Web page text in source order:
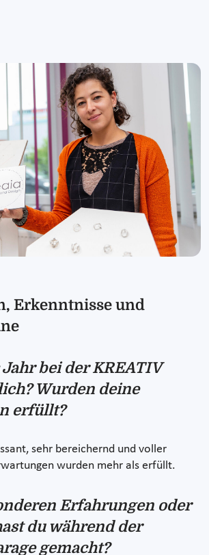
Erkenntnisse und
bei der KREATIV
Wurden deine
erfüllt?
sehr bereichernd und voller
wurden mehr als erfüllt.
Erfahrungen oder
du während der
gemacht?